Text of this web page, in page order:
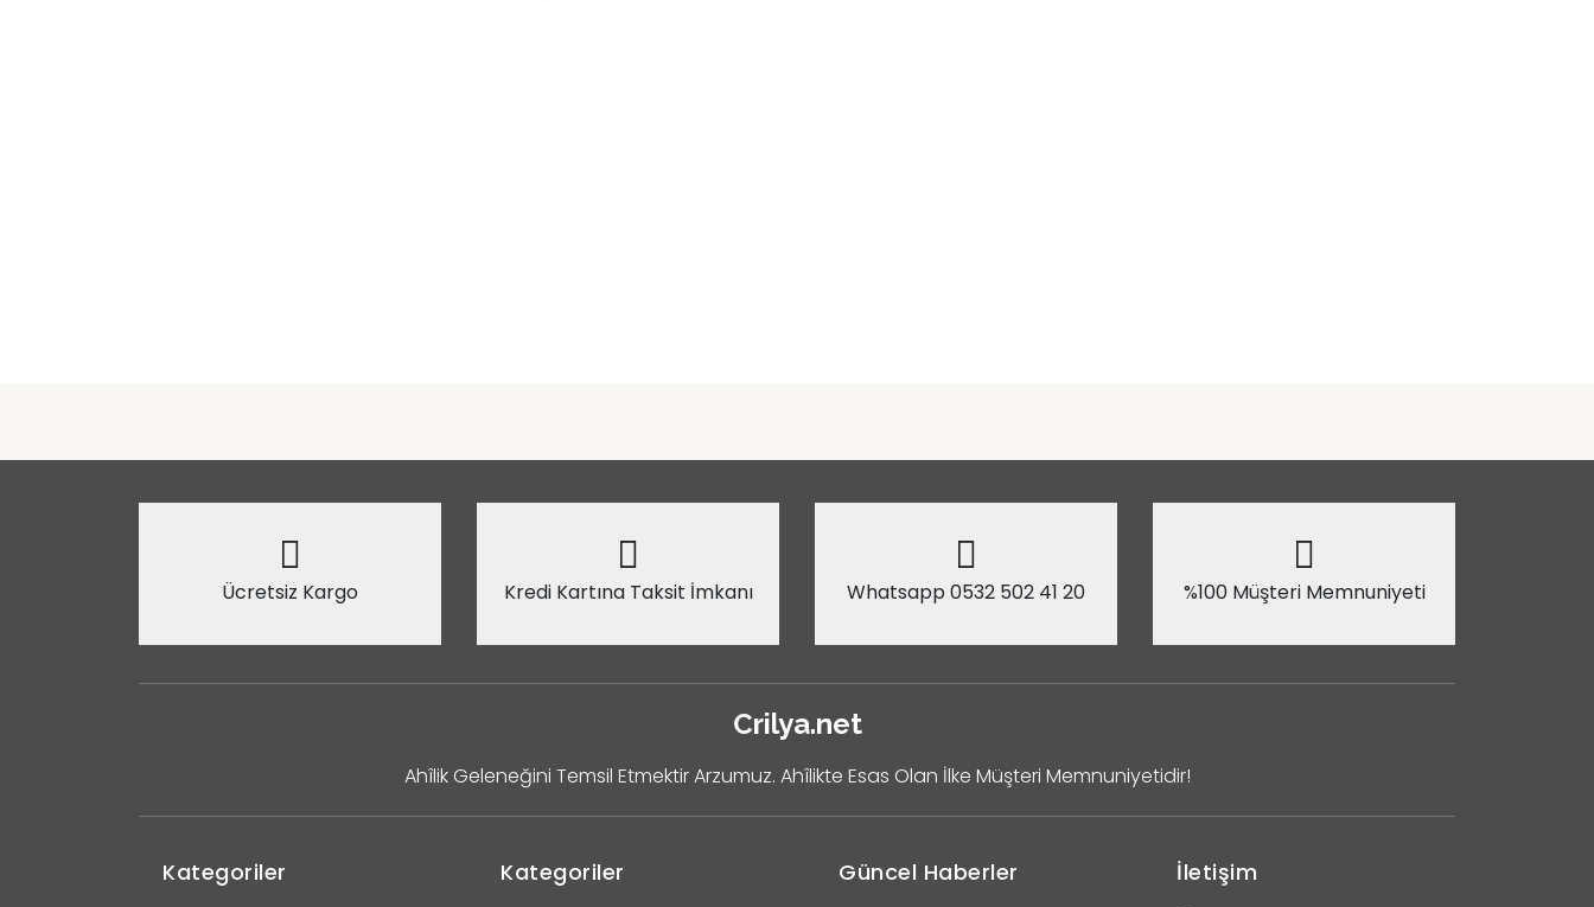
Ücretsiz Kargo Kredi Kartına Taksit İmkanı Whatsapp 0532 502 41 20 %100 Müşteri Memnuniyeti
Crilya.net
Ahîlik Geleneğini Temsil Etmektir Arzumuz. Ahîlikte Esas Olan İlke Müşteri Memnuniyetidir!
Kategoriler Kategoriler Güncel Haberler İletişim